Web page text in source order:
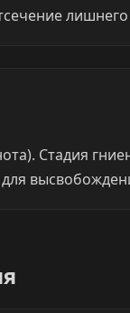
Стадия